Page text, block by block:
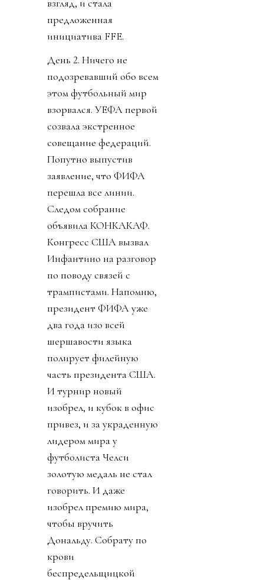
взгляд, и стала
предложенная
инициатива FFE.
День 2. Ничего не
подозревавший обо всем
этом футбольный мир
взорвался. УЕФА первой
созвала экстренное
совещание федераций.
Попутно выпустив
заявление, что ФИФА
перешла все линии.
Следом собрание
объявила КОНКАКАФ.
Конгресс США вызвал
Инфантино на разговор
по поводу связей с
трампистами. Напомню,
президент ФИФА уже
два года изо всей
шершавости языка
полирует филейную
часть президента США.
И турнир новый
изобрел, и кубок в офис
привез, и за украденную
лидером мира у
футболиста Челси
золотую медаль не стал
говорить. И даже
изобрел премию мира,
чтобы вручить
Дональду. Собрату по
крови
беспредельщицкой